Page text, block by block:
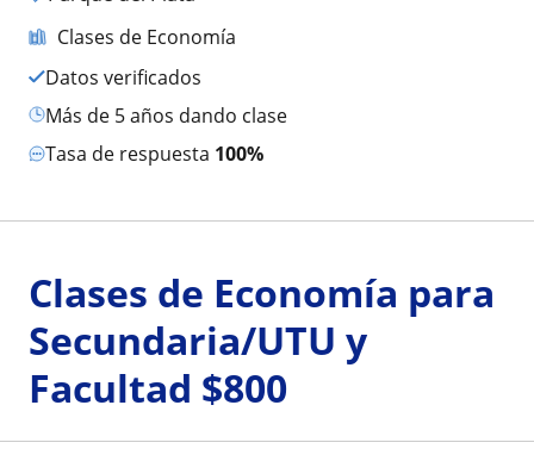
Clases de Economía
Datos verificados
más de 5 años dando clase
Tasa de respuesta 100%
Clases de Economía para
Secundaria/UTU y
Facultad $800